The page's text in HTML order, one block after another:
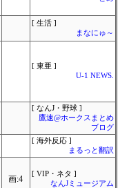
[ 生活 ]
まなにゅ～
[ 東亜 ]
U-1 NEWS.
[ なんJ・野球 ]
鷹速@ホークスまとめ
ブログ
[ 海外反応 ]
まるっと翻訳
画:4
[ VIP・ネタ ]
なんJミュージアム